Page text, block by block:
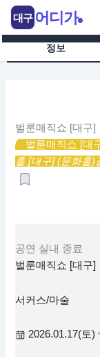
츠
정보
벌룬매직쇼 [대구]
벌룬매직쇼 [대
홀 [대구] (문화홀)
공연 실내 종료
벌룬매직쇼 [대구]
서커스/마술
2026.01.17(토)
대구 어디가